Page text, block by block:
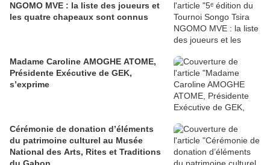
NGOMO MVE : la liste des joueurs et
les quatre chapeaux sont connus
Madame Caroline AMOGHE ATOME,
Présidente Exécutive de GEK,
s’exprime
Cérémonie de donation d’éléments
du patrimoine culturel au Musée
National des Arts, Rites et Traditions